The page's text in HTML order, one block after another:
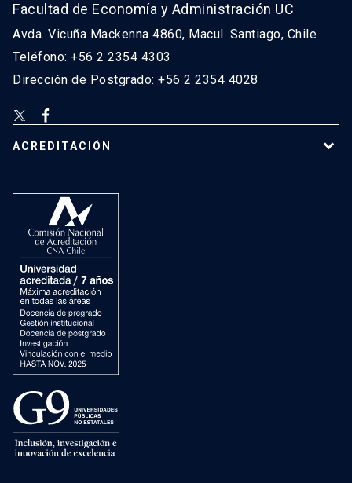
Facultad de Economía y Administración UC
Avda. Vicuña Mackenna 4860, Macul. Santiago, Chile
Teléfono: +56 2 2354 4303
Dirección de Postgrado: +56 2 2354 4028
ACREDITACIÓN